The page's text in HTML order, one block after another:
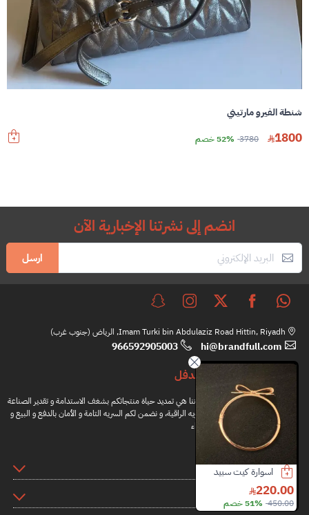
اسوارة كيت سبيد
220.00
450.00 51% خصم
ساعة نينا ريتشي
شنطة الفيرو مارتيني
1800
3780 52% خصم
انضم إلى نشرتنا الإخبارية الآن
ارسل
Imam Turki bin Abdulaziz Road Hittin, Riyadh, الرياض (جنوب غرب)
hi@brandfull.com
966592905003
براندفل
مهمتنا هي تمديد حياة منتجاتكم بشغف الاستدامة و تقدير الصناعة
اليدويه الراقية، و نضمن لكم السريه التامة و الأمان بالدفع و البيع و
الشراء
المعلومات
روابط اضافية